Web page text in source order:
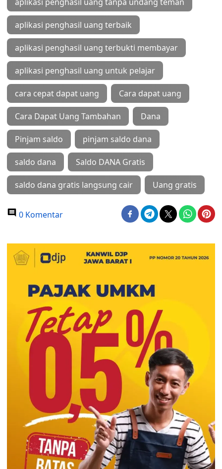
aplikasi penghasil uang terbaik
aplikasi penghasil uang terbukti membayar
aplikasi penghasil uang untuk pelajar
cara cepat dapat uang Cara dapat uang
Cara Dapat Uang Tambahan Dana
Pinjam saldo pinjam saldo dana
saldo dana Saldo DANA Gratis
saldo dana gratis langsung cair Uang gratis
0 Komentar